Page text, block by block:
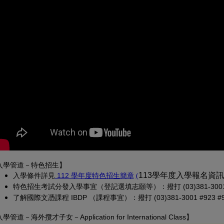
學管道－特色招生】
入學條件詳見 112 學年度特色招生簡章(另開新視窗)
((PDF 檔，另開新視窗)
113學年度入學報名資
特色招生考試分發入學事宜（登記選填志願等）：撥打 (03)381-
了解國際文憑課程 IBDP （課程事宜）：撥打 (03)381-3001 #923
學管道－ 海外攬才子女－Application for International Class】